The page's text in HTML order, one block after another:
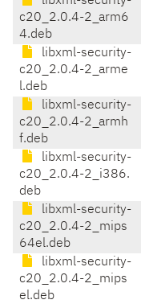
c20_2.0.4-2_arm6
4.deb
libxml-security-
c20_2.0.4-2_arme
l.deb
libxml-security-
c20_2.0.4-2_armh
f.deb
libxml-security-
c20_2.0.4-2_i386.
deb
libxml-security-
c20_2.0.4-2_mips
64el.deb
libxml-security-
c20_2.0.4-2_mips
el.deb